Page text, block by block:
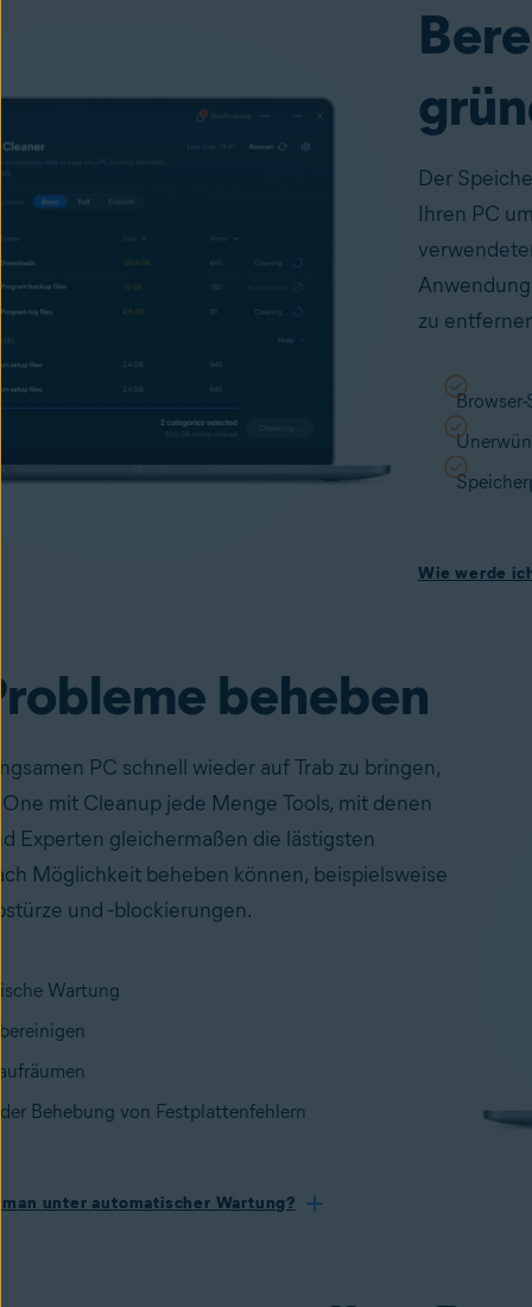
Der
Ihren PC
zu
Wie werde
beheben
PC schnell wieder auf Trab zu bringen,
mit Cleanup jede Menge Tools, mit denen
Experten gleichermaßen die lästigsten
Möglichkeit beheben können, beispielsweise
und -blockierungen.
Wartung
Behebung von Festplattenfehlern
unter automatischer Wartung?